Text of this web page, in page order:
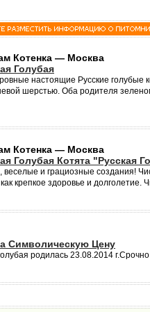
Котенка — Москва
Голубая
настоящие Русские голубые
шерстью. Оба родителя
Котенка — Москва
Голубая Котята "Русская
веселые и грациозные создания!
крепкое здоровье и
Символическую Цену
родилась 23.08.2014